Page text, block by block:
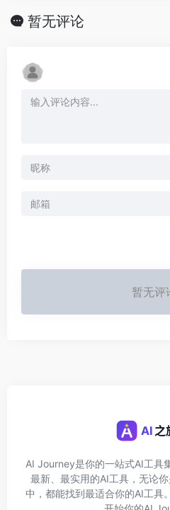
暂无评论
暂无评
AI Journey是你的一站式AI工具
最新、最实用的AI工具，无论
中，都能找到最适合你的AI工具